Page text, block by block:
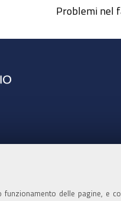
delle pagine, e
Problemi nel